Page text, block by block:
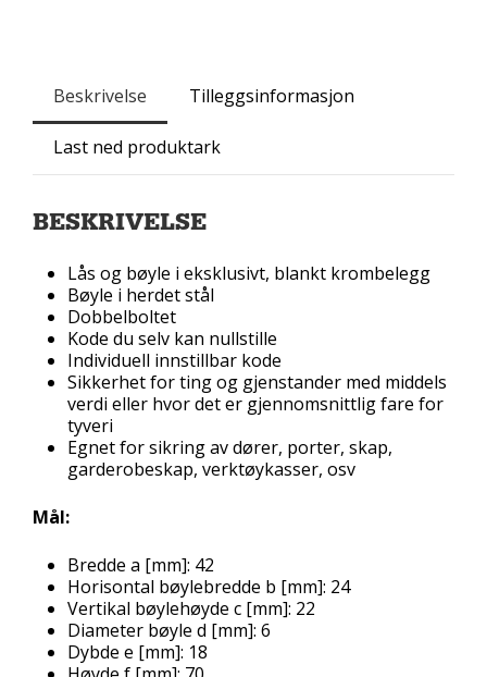
Beskrivelse Tilleggsinformasjon
Last ned produktark
BESKRIVELSE
Lås og bøyle i eksklusivt, blankt krombelegg
Bøyle i herdet stål
Dobbelboltet
Kode du selv kan nullstille
Individuell innstillbar kode
Sikkerhet for ting og gjenstander med middels
verdi eller hvor det er gjennomsnittlig fare for
tyveri
Egnet for sikring av dører, porter, skap,
garderobeskap, verktøykasser, osv
Mål:
Bredde a [mm]: 42
Horisontal bøylebredde b [mm]: 24
Vertikal bøylehøyde c [mm]: 22
Diameter bøyle d [mm]: 6
Dybde e [mm]: 18